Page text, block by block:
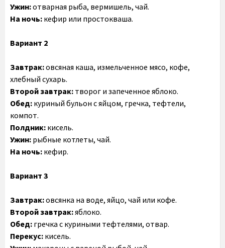
Ужин:отварная рыба, вермишель, чай.
На ночь: кефир или простокваша.
Вариант 2
Завтрак:овсяная каша, измельченное мясо, кофе,
хлебный сухарь.
Второй завтрак: творог и запеченное яблоко.
Обед: куриный бульон с яйцом, гречка, тефтели,
компот.
Полдник: кисель.
Ужин: рыбные котлеты, чай.
На ночь: кефир.
Вариант 3
Завтрак:овсянка на воде, яйцо, чай или кофе.
Второй завтрак:яблоко.
Обед: гречка с куриными тефтелями, отвар.
Перекус: кисель.